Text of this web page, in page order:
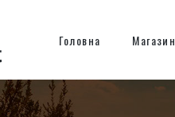
Головна Магазин